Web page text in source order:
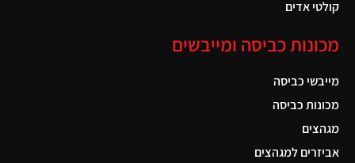
קולטי אדים
מכונות כביסה ומייבשים
מייבשי כביסה
מכונות כביסה
מגהצים
אביזרים למגהצים